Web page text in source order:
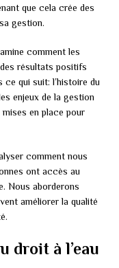
que cela crée des
gestion.
comment les
résultats positifs
ce qui suit: l’histoire du
enjeux de la gestion
en place pour
comment nous
ont accès au
Nous aborderons
améliorer la qualité
droit à l’eau